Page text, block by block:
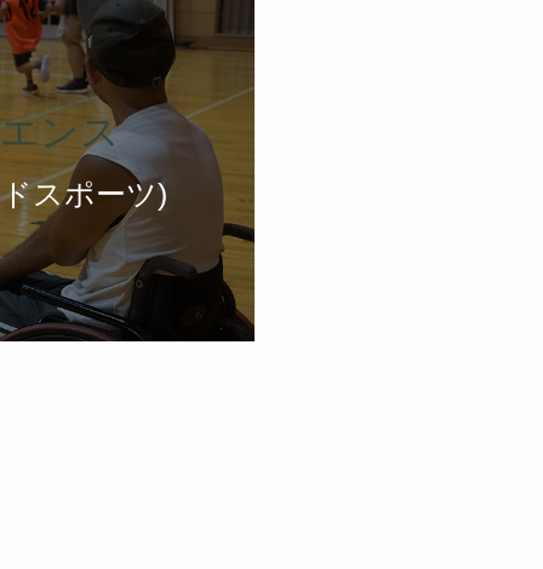
ンス
スポーツ)